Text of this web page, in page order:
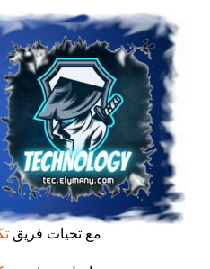
مع تحيات فريق